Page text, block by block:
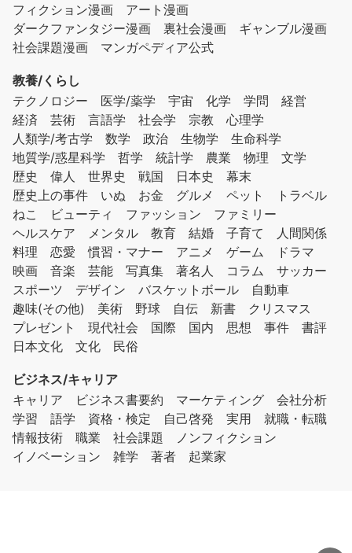
フィクション漫画
アート漫画
ダークファンタジー漫画
裏社会漫画
ギャンブル漫画
社会課題漫画
マンガペディア公式
教養/くらし
テクノロジー
医学/薬学 宇宙 化学 学問
経営
経済
芸術 言語学 社会学 宗教
心理学
人類学/考古学
数学 政治 生物学
生命科学
地質学/惑星科学
哲学 統計学 農業 物理
文学
歴史
偉人 世界史 戦国 日本史
幕末
歴史上の事件
いぬ お金 グルメ ペット
トラベル
ねこ
ビューティ ファッション
ファミリー
ヘルスケア
メンタル 教育 結婚 子育て
人間関係
料理
恋愛 慣習・マナー アニメ ゲーム
ドラマ
映画
音楽 芸能 写真集 著名人 コラム
サッカー
スポーツ
デザイン バスケットボール
自動車
趣味(その他)
美術 野球 自伝 新書
クリスマス
プレゼント
現代社会 国際 国内 思想 事件
書評
日本文化
文化 民俗
ビジネス/キャリア
キャリア
ビジネス書要約 マーケティング
会社分析
学習
語学 資格・検定 自己啓発 実用
就職・転職
情報技術
職業 社会課題
ノンフィクション
イノベーション
雑学 著者 起業家